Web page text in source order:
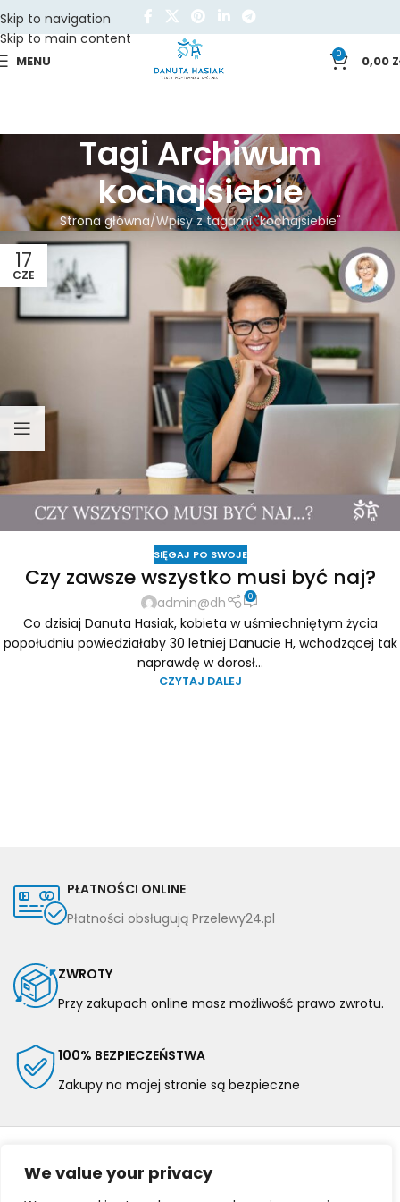
We value your privacy
Skip to navigation
Skip to main content
MENU 0 0,00
Tagi Archiwum
kochajsiebie
Strona główna Wpisy z tagami "kochajsiebie"
17
CZE
SIĘGAJ PO SWOJE
Czy zawsze wszystko musi być naj?
admin@dh 0
Co dzisiaj Danuta Hasiak, kobieta w uśmiechniętym życia
popołudniu powiedziałaby 30 letniej Danucie H, wchodzącej tak
naprawdę w dorosł...
CZYTAJ DALEJ
PŁATNOŚCI ONLINE
Płatności obsługują Przelewy24.pl
ZWROTY
Przy zakupach online masz możliwość prawo zwrotu.
100% BEZPIECZEŃSTWA
Zakupy na mojej stronie są bezpieczne